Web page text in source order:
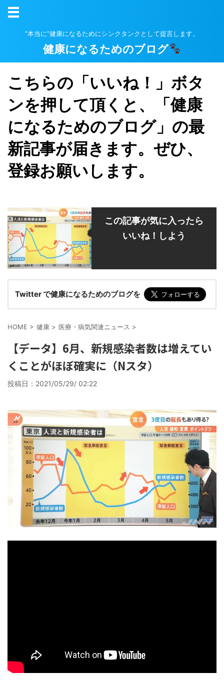
”本当に”健康になるためにシンクタンクとして提言します。
健康になるためのブログ
こちらの「いいね！」ボタ
ンを押して頂くと、「健康
になるためのブログ」の最
新記事が届きます。ぜひ、
登録お願いします。
この記事が気に入ったら
いいね！しよう
Twitter で健康になるためのブログを
HOME > 健康 > 医療・病気関連ニュース >
【データ】6月、新規感染者数は増えてい
くことがほぼ確実に（Nスタ）
投稿日： 2021/05/29/ 02:22